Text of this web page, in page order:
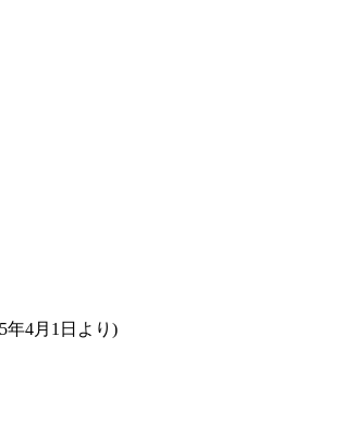
年4月1日より)